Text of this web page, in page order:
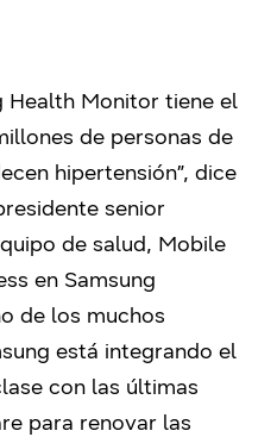
Health Monitor tiene el
de personas de
hipertensión”, dice
senior
de salud, Mobile
en Samsung
de los muchos
está integrando el
con las últimas
para renovar las